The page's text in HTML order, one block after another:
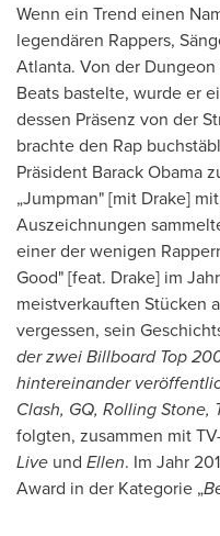
Wenn ein Trend einen
legendären Rappers,
Atlanta. Von der
Beats bastelte, wurde er
dessen Präsenz von der
brachte den Rap
Präsident Barack Obama
„Jumpman" [mit Drake]
Auszeichnungen
einer der wenigen
Good" [feat. Drake] im
meistverkauften Stücken
vergessen, sein
der zweiBillboard Top
hintereinander
Clash, GQ, Rolling Stone,
folgten, zusammen mit
Live und Ellen. Im Jahr
Award in der Kategorie „